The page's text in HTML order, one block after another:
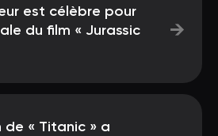
est célèbre pour
du film « Jurassic
→
de « Titanic » a